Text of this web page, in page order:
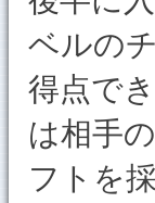
ベルの
得点で
は相手
フトを